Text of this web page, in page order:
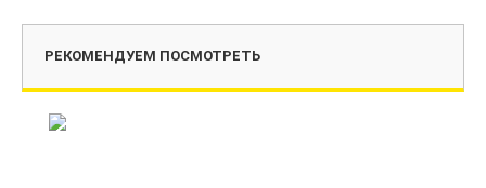
РЕКОМЕНДУЕМ ПОСМОТРЕТЬ